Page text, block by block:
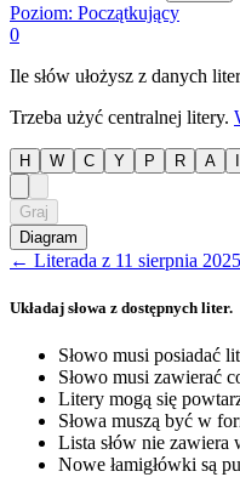
Poziom: Początkujący
0
Ile słów ułożysz z danych
Trzeba użyć centralnej litery.
H W C Y P R A
Graj
Diagram
← Literada z 11 sierpnia 2025
Układaj słowa z dostępnych liter.
Słowo musi posiadać
Słowo musi zawierać
Litery mogą się
Słowa muszą być w
Lista słów nie zawiera
Nowe łamigłówki są